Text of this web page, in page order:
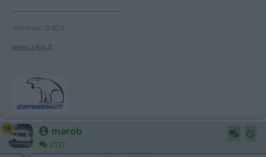
Tommaso IZ4DJI
www.iz4dji.it
16 marob
2521